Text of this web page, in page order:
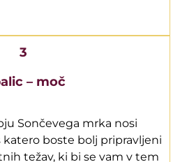
3
– moč
Sončevega mrka nosi
katero boste bolj pripravljeni
težav, ki bi se vam v tem